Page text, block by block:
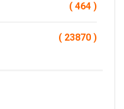
( 464 )
( 23870 )